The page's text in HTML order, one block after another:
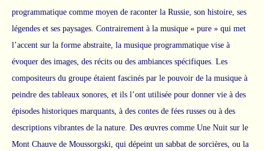
programmatique comme moyen de raconter la Russie, son histoire, ses
légendes et ses paysages. Contrairement à la musique « pure » qui met
l’accent sur la forme abstraite, la musique programmatique vise à
évoquer des images, des récits ou des ambiances spécifiques. Les
compositeurs du groupe étaient fascinés par le pouvoir de la musique à
peindre des tableaux sonores, et ils l’ont utilisée pour donner vie à des
épisodes historiques marquants, à des contes de fées russes ou à des
descriptions vibrantes de la nature. Des œuvres comme Une Nuit sur le
Mont Chauve de Moussorgski, qui dépeint un sabbat de sorcières, ou la